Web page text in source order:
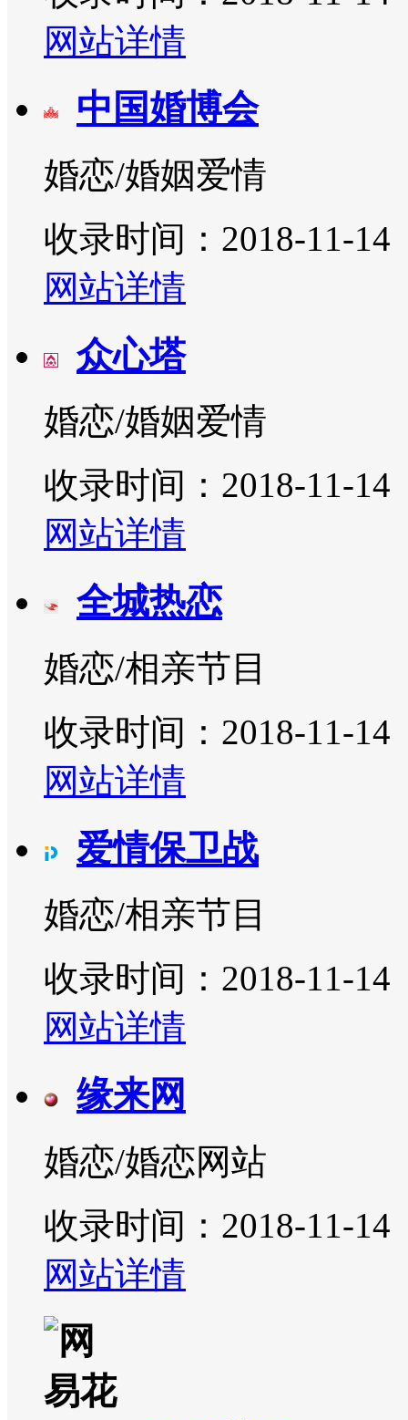
网站详情
中国婚博会
婚恋/婚姻爱情
收录时间：2018-11-14
网站详情
众心塔
婚恋/婚姻爱情
收录时间：2018-11-14
网站详情
全城热恋
婚恋/相亲节目
收录时间：2018-11-14
网站详情
爱情保卫战
婚恋/相亲节目
收录时间：2018-11-14
网站详情
缘来网
婚恋/婚恋网站
收录时间：2018-11-14
网站详情